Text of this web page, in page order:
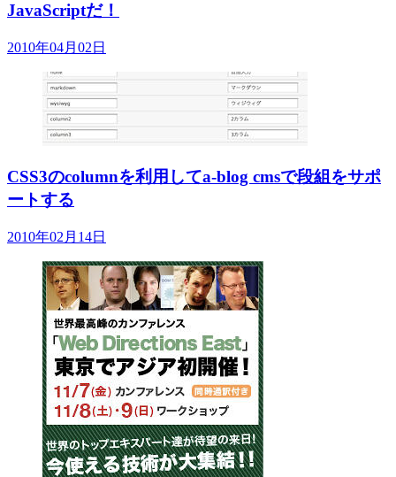
JavaScriptだ！
2010年04月02日
CSS3のcolumnを利用してa-blog cmsで段組をサポ
ートする
2010年02月14日